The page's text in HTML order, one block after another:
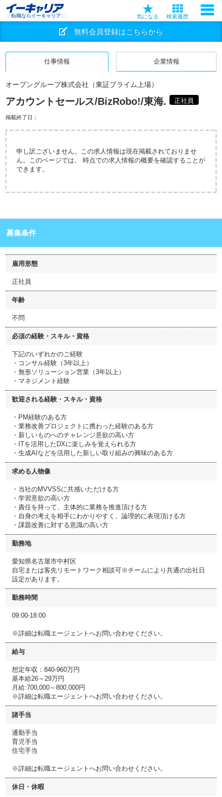
転職ならイーキャリア 気になる 検索履歴
無料会員登録はこちらから
仕事情報 企業情報
オープングループ株式会社（東証プライム上場）
アカウントセールス/BizRobo!/東海. 正社員
掲載終了日：
申し訳ございません。この求人情報は現在掲載されておりませ
ん。このページでは、 時点での求人情報の概要を確認することが
できます。
募集条件
雇用形態
正社員
年齢
不問
必須の経験・スキル・資格
下記のいずれかのご経験
・コンサル経験（3年以上）
・無形ソリューション営業（3年以上）
・マネジメント経験
歓迎される経験・スキル・資格
・PM経験のある方
・業務改善プロジェクトに携わった経験のある方
・新しいものへのチャレンジ意欲の高い方
・ITを活用したDXに楽しみを覚えられる方
・生成AIなどを活用した新しい取り組みの興味のある方
求める人物像
・当社のMVVSSに共感いただける方
・学習意欲の高い方
・責任を持って、主体的に業務を推進頂ける方
・自身の考えを相手にわかりやすく、論理的に表現頂ける方
・課題改善に対する意識の高い方
勤務地
愛知県名古屋市中村区
自宅または客先リモートワーク相談可※チームにより共通の出社日
設定があります。
勤務時間
09:00-18:00
※詳細は転職エージェントへお問い合わせください。
給与
想定年収：840-960万円
基本給26～29万円
月給:700,000～800,000円
※詳細は転職エージェントへお問い合わせください。
諸手当
通勤手当
育児手当
住宅手当
※詳細は転職エージェントへお問い合わせください。
休日・休暇